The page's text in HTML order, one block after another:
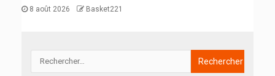
8 août 2026 Basket221